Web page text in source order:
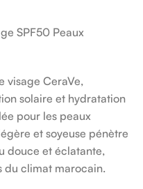
SPF50 Peaux
visage CeraVe,
solaire et hydratation
pour les peaux
et soyeuse pénètre
douce et éclatante,
du climat marocain.